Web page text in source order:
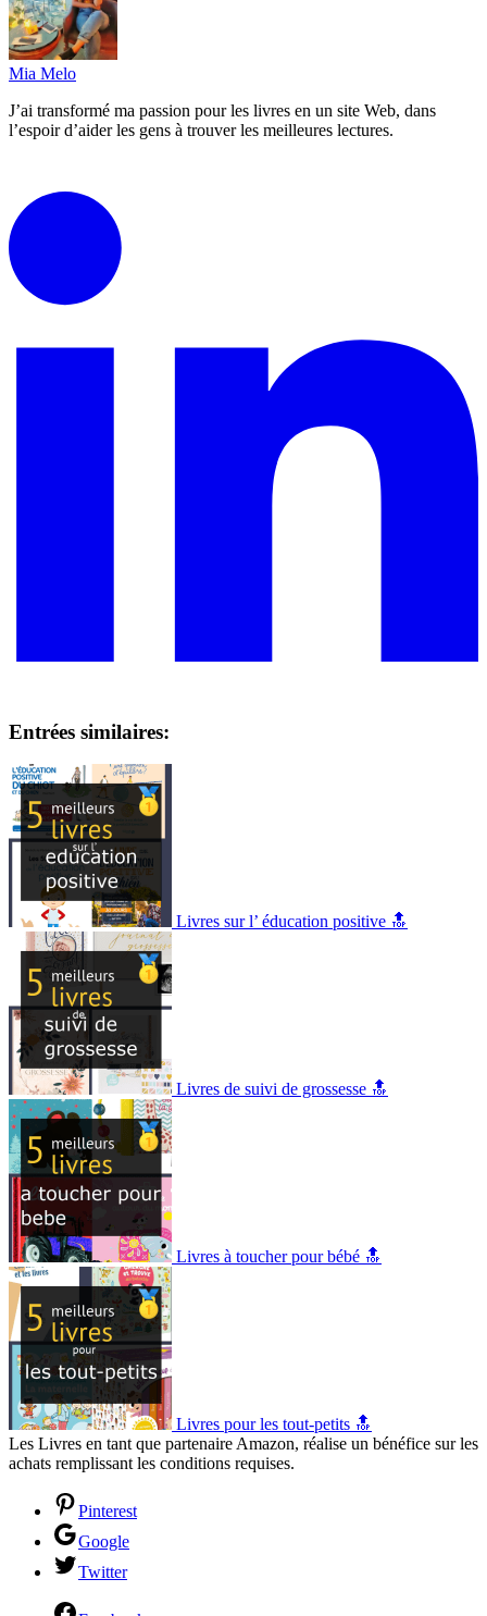
Mia Melo
J’ai transformé ma passion pour les livres en un site Web, dans
l’espoir d’aider les gens à trouver les meilleures lectures.
Entrées similaires:
Livres sur l’ éducation positive 🔝
Livres de suivi de grossesse 🔝
Livres à toucher pour bébé 🔝
Livres pour les tout-petits 🔝
Les Livres en tant que partenaire Amazon, réalise un bénéfice sur les
achats remplissant les conditions requises.
Pinterest
Google
Twitter